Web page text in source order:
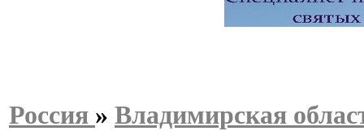
Россия » Владимирская